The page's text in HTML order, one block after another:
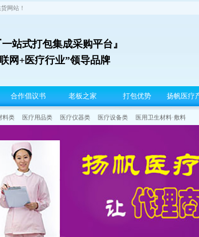
网站！
站式打包集成采购平台』
网+医疗行业”领导品牌
合作倡议书 老板之家 打包优势 扬帆医疗
料类 医疗用品类 医疗仪器类 医疗设备类 医用卫生材料·敷料